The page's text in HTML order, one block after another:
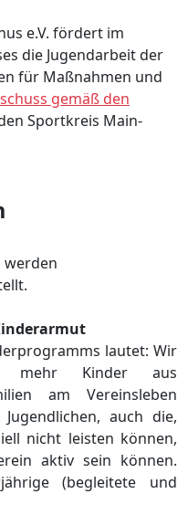
e.V. fördert im
die Jugendarbeit der
für Maßnahmen und
gemäß den
Sportkreis Main-
werden
lautet: Wir
mehr Kinder aus
am Vereinsleben
auch die,
nicht leisten können,
aktiv sein können.
(begleitete und